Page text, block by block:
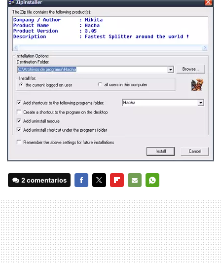
2 comentarios
MAIL